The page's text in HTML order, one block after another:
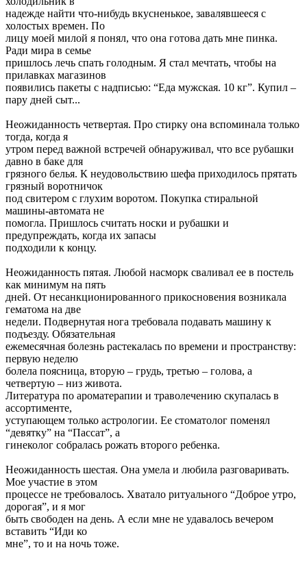
надежде найти что-нибудь вкусненькое, завалявшееся с
холостых времен. По
лицу моей милой я понял, что она готова дать мне пинка.
Ради мира в семье
пришлось лечь спать голодным. Я стал мечтать, чтобы на
прилавках магазинов
появились пакеты с надписью: “Еда мужская. 10 кг”. Купил –
пару дней сыт...
Неожиданность четвертая. Про стирку она вспоминала только
тогда, когда я
утром перед важной встречей обнаруживал, что все рубашки
давно в баке для
грязного белья. К неудовольствию шефа приходилось прятать
грязный воротничок
под свитером с глухим воротом. Покупка стиральной
машины-автомата не
помогла. Пришлось считать носки и рубашки и
предупреждать, когда их запасы
подходили к концу.
Неожиданность пятая. Любой насморк сваливал ее в постель
как минимум на пять
дней. От несанкционированного прикосновения возникала
гематома на две
недели. Подвернутая нога требовала подавать машину к
подъезду. Обязательная
ежемесячная болезнь растекалась по времени и пространству:
первую неделю
болела поясница, вторую – грудь, третью – голова, а
четвертую – низ живота.
Литература по ароматерапии и траволечению скупалась в
ассортименте,
уступающем только астрологии. Ее стоматолог поменял
“девятку” на “Пассат”, а
гинеколог собралась рожать второго ребенка.
Неожиданность шестая. Она умела и любила разговаривать.
Мое участие в этом
процессе не требовалось. Хватало ритуального “Доброе утро,
дорогая”, и я мог
быть свободен на день. А если мне не удавалось вечером
вставить “Иди ко
мне”, то и на ночь тоже.